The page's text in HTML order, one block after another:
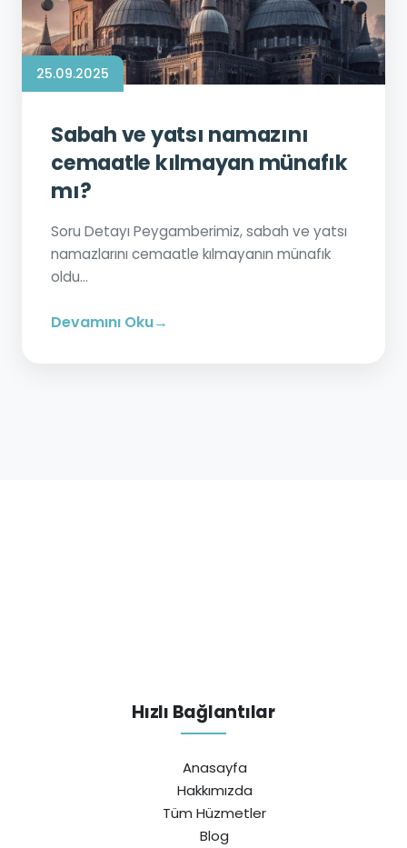
25.09.2025
Sabah ve yatsı namazını
cemaatle kılmayan münafık
mı?
Soru Detayı Peygamberimiz, sabah ve yatsı
namazlarını cemaatle kılmayanın münafık
oldu...
Devamını Oku
Hızlı Bağlantılar
Anasayfa
Hakkımızda
Tüm Hüzmetler
Blog